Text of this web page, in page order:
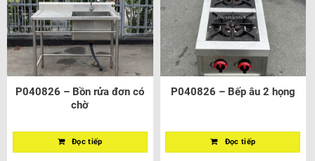
P040826 – Bồn rửa đơn có
chờ
Đọc tiếp
P040826 – Bếp âu 2 họng
Đọc tiếp